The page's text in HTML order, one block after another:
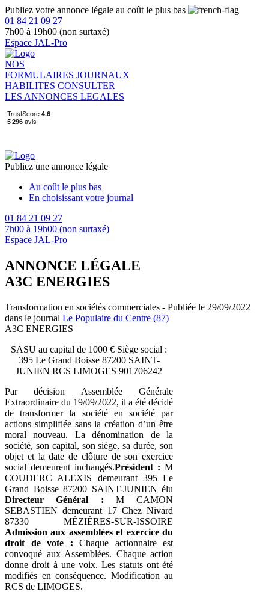
Publiez votre annonce légale au coût le plus bas
01 84 21 09 27
7h00 à 19h00 (non surtaxé)
Espace JAL-Pro
NOS
FORMULAIRES JOURNAUX
HABILITES CONSULTER
LES ANNONCES LEGALES
Publiez une annonce légale
Au coût le plus bas
En choisissant votre journal
01 84 21 09 27
7h00 à 19h00 (non surtaxé)
Espace JAL-Pro
ANNONCE LÉGALE
A3C ENERGIES
Transformation en sociétés commerciales - Publiée le 29/09/2022
dans le journal Le Populaire du Centre (87)
A3C ENERGIES
SASU au capital de 1000 € Siège social :
395 Le Grand Boisse 87200 SAINT-
JUNIEN RCS LIMOGES 901706242
Par décision Assemblée Générale
Extraordinaire du 19/09/2022, il a été décidé
de transformer la société en société par
actions simplifiée sans la création d’un être
moral nouveau. La dénomination de la
société, son capital, son siège, sa durée, son
objet et la date de clôture de son exercice
social demeurent inchangés.Président : M
COUDERC ALEXIS demeurant 395 Le
Grand Boisse 87200 SAINT-JUNIEN élu
Directeur Général : M CAMON
SEBASTIEN demeurant 17 Chez Nivard
87330 MÉZIÈRES-SUR-ISSOIRE
Admission aux assemblées et exercice du
droit de vote : Chaque actionnaire est
convoqué aux Assemblées. Chaque action
donne droit à une voix. Les statuts ont été
modifiés en conséquence. Modification au
RCS de LIMOGES.